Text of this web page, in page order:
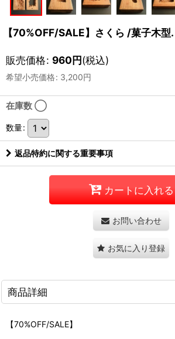
【70%OFF/SALE】さくら /菓子木型.
販売価格: 960円(税込)
希望小売価格: 3,200円
在庫数 ◯
数量:
返品特約に関する重要事項
カートに入れる
お問い合わせ
お気に入り登録
商品詳細
【70%OFF/SALE】